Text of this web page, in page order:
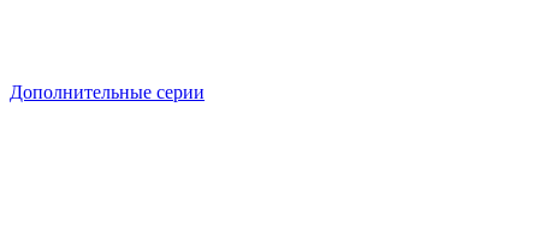
Дополнительные серии